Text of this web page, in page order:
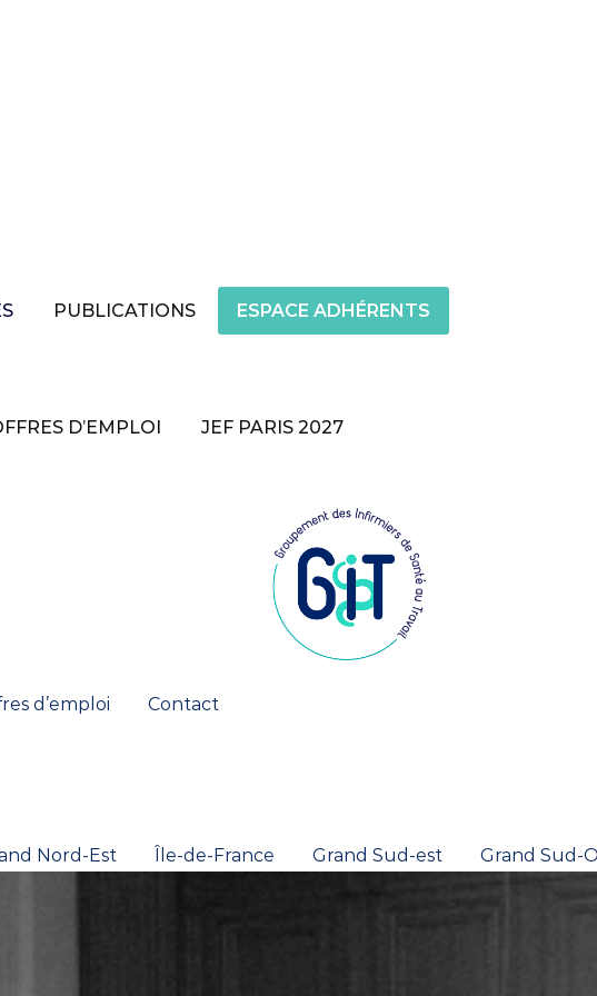
PUBLICATIONS ESPACE ADHÉRENTS
D’EMPLOI JEF PARIS 2027
d’emploi Contact
Nord-Est Île-de-France Grand Sud-est Grand Sud-